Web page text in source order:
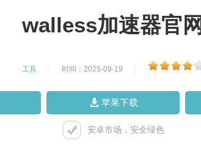
walless加速器官网
工具 时间：2025-09-19
苹果下载
安卓市场，安全绿色